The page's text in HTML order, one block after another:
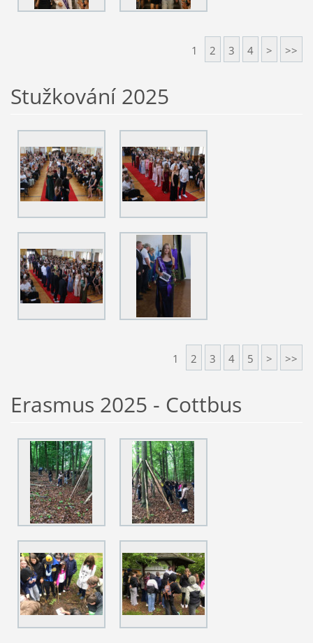
1 2 3 4 > >>
Stužkování 2025
1 2 3 4 5 > >>
Erasmus 2025 - Cottbus